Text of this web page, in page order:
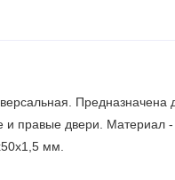
Предназначена
и правые двери. Материал -
мм.